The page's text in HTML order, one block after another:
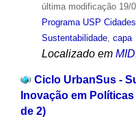
última modificação19/
Programa USP
Sustentabilidade, capa
Localizado em
Ciclo UrbanSus -
Inovação em
de 2)